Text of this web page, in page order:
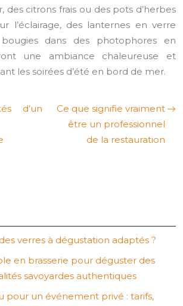
des citrons frais ou des pots d’herbes
l’éclairage, des lanternes en verre
dans des photophores en
une ambiance chaleureuse et
les soirées d’été en bord de mer.
d’un
Ce que signifie vraiment
être un professionnel
de la restauration
verres à dégustation adaptés ?
en brasserie pour déguster des
savoyardes authentiques
pour un événement privé : tarifs,